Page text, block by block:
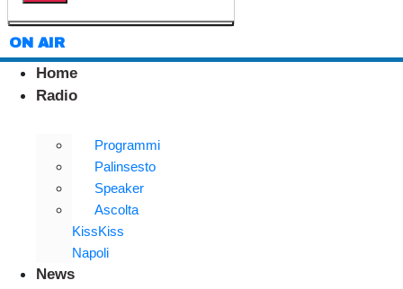
ON AIR
Home
Radio
Programmi
Palinsesto
Speaker
Ascolta
KissKiss
Napoli
News